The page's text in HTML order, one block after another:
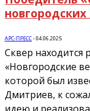
АРС-ПРЕСС-04.06.2025
Сквер находится
«Новгородские
которой был
Дмитриев, к